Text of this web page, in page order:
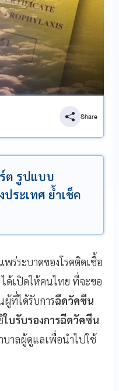
Share
ต รูปแบบ
ระเทศ ย้ำเช็ค
ระบาดของโรคติดเชื้อ
ด้เปิดให้คนไทย ที่จะขอ
ผู้ที่ได้รับการฉีดวัคซีน
ใบรับรองการฉีดวัคซีน
บาลผู้ดูแลเพื่อนำไปใช้